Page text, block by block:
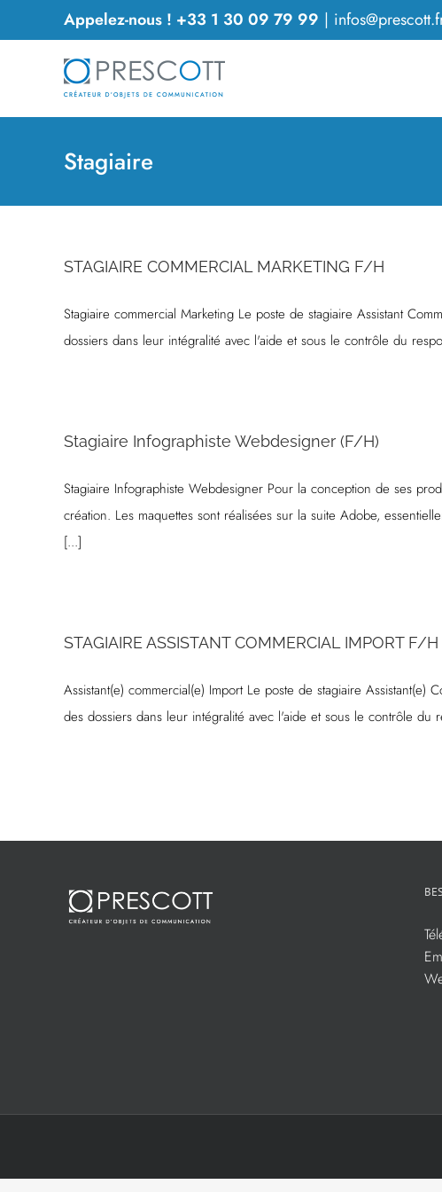
au
Appelez-nous ! +33 1 30 09 79 99 |
Stagiaire
STAGIAIRE COMMERCIAL MARKETING F/H
Stagiaire commercial Marketing Le poste de stagiaire Assistant
dossiers dans leur intégralité avec l'aide et sous le contrôle du
Stagiaire Infographiste Webdesigner (F/H)
Stagiaire Infographiste Webdesigner Pour la conception de ses
création. Les maquettes sont réalisées sur la suite Adobe,
[...]
STAGIAIRE ASSISTANT COMMERCIAL IMPORT F/H
Assistant(e) commercial(e) Import Le poste de stagiaire
des dossiers dans leur intégralité avec l'aide et sous le contrôle du